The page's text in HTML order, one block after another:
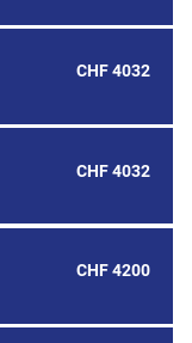
CHF 4032
CHF 4032
CHF 4200